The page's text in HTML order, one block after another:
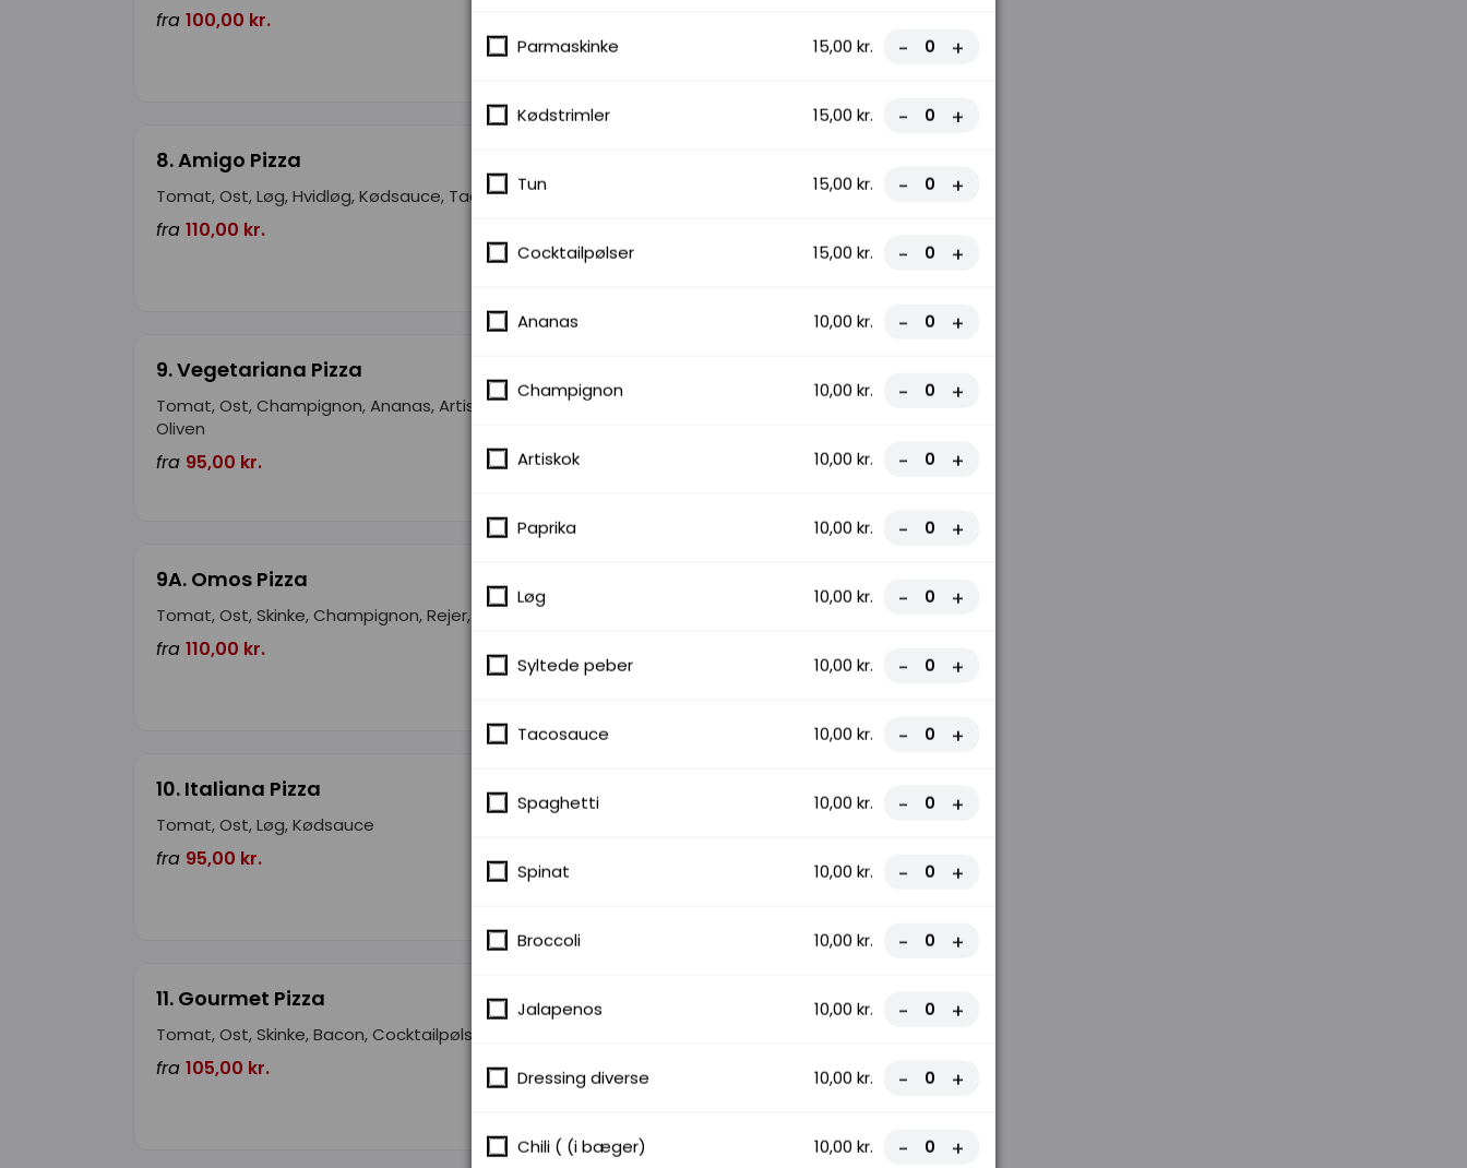
fra 100,00 kr.
8. Amigo Pizza
Tomat, Ost, Løg, Hvidløg, Kødsauce, Tacosauce
fra 110,00 kr.
9. Vegetariana Pizza
Tomat, Ost, Champignon, Ananas, Artiskok, Løg, Paprika,
Oliven
fra 95,00 kr.
9A. Omos Pizza
Tomat, Ost, Skinke, Champignon, Rejer, Bacon, Løg
fra 110,00 kr.
10. Italiana Pizza
Tomat, Ost, Løg, Kødsauce
fra 95,00 kr.
11. Gourmet Pizza
Tomat, Ost, Skinke, Bacon, Cocktailpølser
fra 105,00 kr.
Parmaskinke 15,00 kr. - +
Kødstrimler 15,00 kr. - +
Tun 15,00 kr. - +
Cocktailpølser 15,00 kr. - +
Ananas 10,00 kr. - +
Champignon 10,00 kr. - +
Artiskok 10,00 kr. - +
Paprika 10,00 kr. - +
Løg 10,00 kr. - +
Syltede peber 10,00 kr. - +
Tacosauce 10,00 kr. - +
Spaghetti 10,00 kr. - +
Spinat 10,00 kr. - +
Broccoli 10,00 kr. - +
Jalapenos 10,00 kr. - +
Dressing diverse 10,00 kr. - +
Chili ( (i bæger) 10,00 kr. - +